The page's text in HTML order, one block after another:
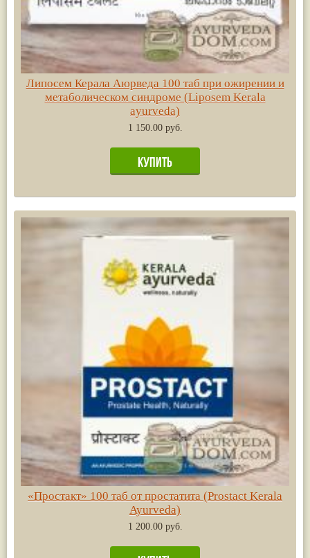
Липосем Керала Аюрведа 100 таб при ожирении и
метаболическом синдроме (Liposem Kerala
ayurveda)
1 150.00 руб.
«Простакт» 100 таб от простатита (Prostact Kerala
Ayurveda)
1 200.00 руб.